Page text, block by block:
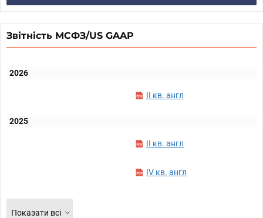
Звітність МСФЗ/US GAAP
2026
II кв. англ
2025
II кв. англ
IV кв. англ
Показати всі